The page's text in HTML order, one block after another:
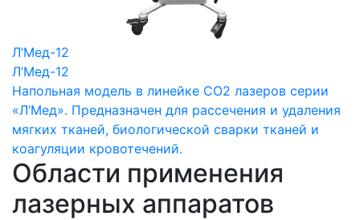
Л’Мед-12
Л’Мед-12
Напольная модель в линейке СО2 лазеров серии
«Л’Мед». Предназначен для рассечения и удаления
мягких тканей, биологической сварки тканей и
коагуляции кровотечений.
Области применения
лазерных аппаратов